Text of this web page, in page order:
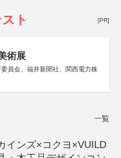
ト [PR]
術展
員会、福井新聞社、関西電力株
一覧
インズ×コクヨ×VUILD